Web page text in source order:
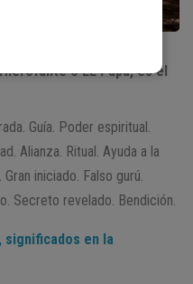
o EL Papa, es el
Guía. Poder espiritual.
Alianza. Ritual. Ayuda a la
iniciado. Falso gurú.
Secreto revelado. Bendición.
en la